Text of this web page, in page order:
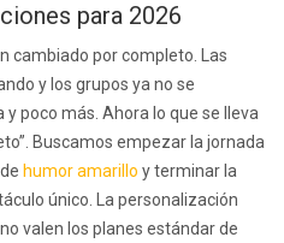
para 2026
cambiado por completo. Las
y los grupos ya no se
poco más. Ahora lo que se lleva
Buscamos empezar la jornada
humor amarillo y terminar la
único. La personalización
valen los planes estándar de